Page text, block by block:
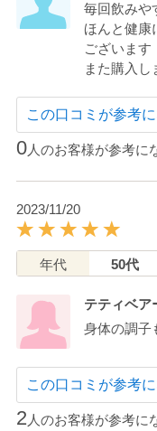
毎回飲みや
ほんと健康
ございます
また購入
この口コミが参考
0人のお客様が参考に
2023/11/20
年代 50代
テティベア
身体の調子
この口コミが参考
2 人のお客様が参考に